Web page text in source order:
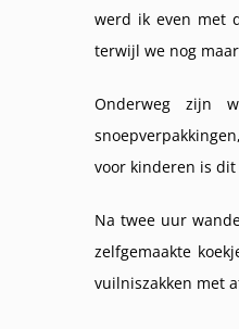
werd ik even met
terwijl we nog
Onderweg zijn
voor kinderen is
Na twee uur
zelfgemaakte
vuilniszakken met